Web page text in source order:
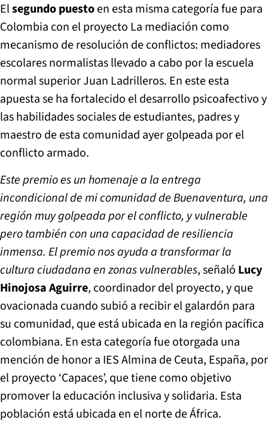
Elsegundo puestoen esta misma categoría fue para
Colombia con el proyecto La mediación como
mecanismo de resolución de conflictos: mediadores
escolares normalistas llevado a cabo por la escuela
normal superior Juan Ladrilleros. En este esta
apuesta se ha fortalecido el desarrollo psicoafectivo y
las habilidades sociales de estudiantes, padres y
maestro de esta comunidad ayer golpeada por el
conflicto armado.
Este premio es un homenaje a la entrega
incondicional de mi comunidad de Buenaventura, una
región muy golpeada por el conflicto, y vulnerable
pero también con una capacidad de resiliencia
inmensa. El premio nos ayuda a transformar la
cultura ciudadana en zonas vulnerables, señaló Lucy
Hinojosa Aguirre, coordinador del proyecto, y que
ovacionada cuando subió a recibir el galardón para
su comunidad, que está ubicada en la región pacífica
colombiana. En esta categoría fue otorgada una
mención de honor a IES Almina de Ceuta, España, por
el proyecto ‘Capaces’, que tiene como objetivo
promover la educación inclusiva y solidaria. Esta
población está ubicada en el norte de África.